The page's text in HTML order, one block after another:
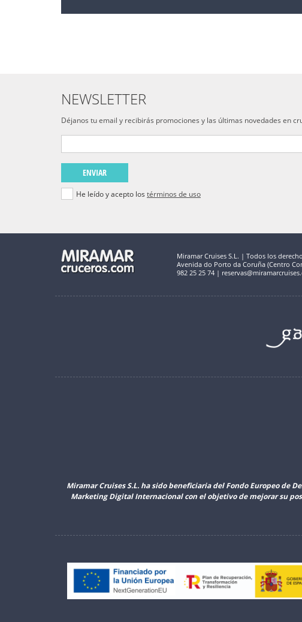
NEWSLETTER
Déjanos tu email y recibirás promociones y las últimas novedades en
ENVIAR
He leído y acepto los términos de uso
Miramar Cruises S.L. | Todos los
Avenida do Porto da Coruña (Centro
982 25 25 74 |
Miramar Cruises S.L. ha sido beneficiaria del Fondo Europeo de
Marketing Digital Internacional con el objetivo de mejorar su